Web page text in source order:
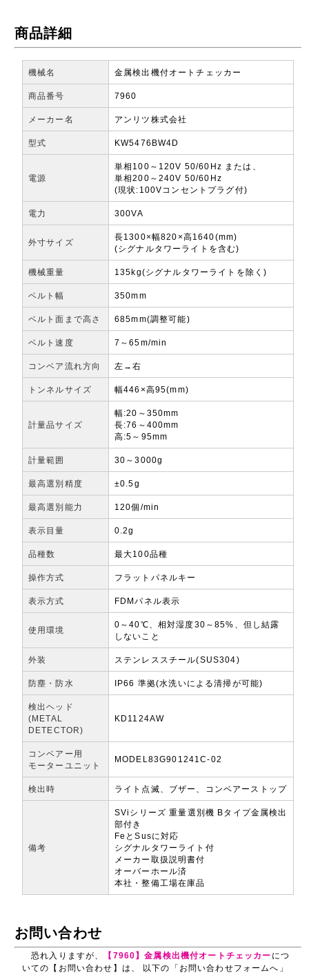
商品詳細
機械名 金属検出機付オートチェッカー
商品番号 7960
メーカー名 アンリツ株式会社
型式 KW5476BW4D
電源
単相100～120V 50/60Hz または、
単相200～240V 50/60Hz
(現状:100Vコンセントプラグ付)
電力 300VA
外寸サイズ
長1300×幅820×高1640(mm)
(シグナルタワーライトを含む)
機械重量 135kg(シグナルタワーライトを除く)
ベルト幅 350mm
ベルト面まで高さ 685mm(調整可能)
ベルト速度 7～65m/min
コンベア流れ方向 左→右
トンネルサイズ 幅446×高95(mm)
計量品サイズ
幅:20～350mm
長:76～400mm
高:5～95mm
計量範囲 30～3000g
最高選別精度 ±0.5g
最高選別能力 120個/min
表示目量 0.2g
品種数 最大100品種
操作方式 フラットパネルキー
表示方式 FDMパネル表示
使用環境
0～40℃、相対湿度30～85%、但し結露
しないこと
外装 ステンレススチール(SUS304)
防塵・防水 IP66 準拠(水洗いによる清掃が可能)
検出ヘッド
(METAL
DETECTOR)
KD1124AW
コンベアー用
モーターユニット
MODEL83G901241C-02
検出時 ライト点滅、ブザー、コンベアーストップ
備考
SViシリーズ 重量選別機 Bタイプ金属検出
部付き
FeとSusに対応
シグナルタワーライト付
メーカー取扱説明書付
オーバーホール済
本社・整備工場在庫品
お問い合わせ
恐れ入りますが、 【7960】金属検出機付オートチェッカー につ
いての【お問い合わせ】は、 以下の「お問い合わせフォームへ」